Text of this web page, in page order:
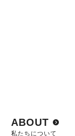
ABOUT
私たちについて